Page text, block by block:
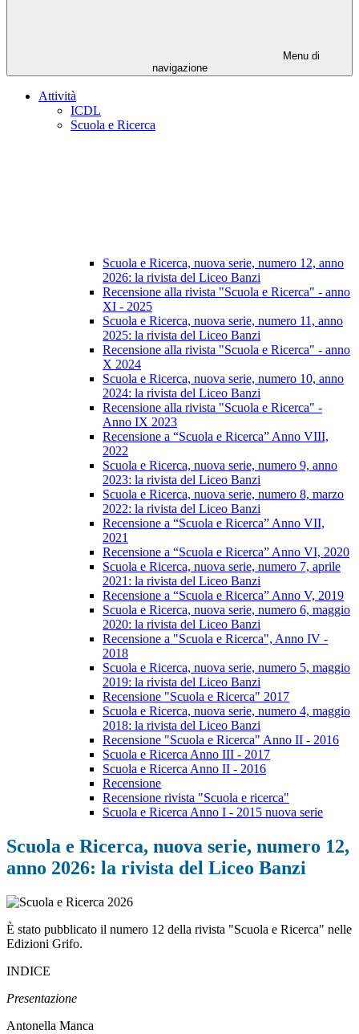
Menu di
navigazione
Attività
ICDL
Scuola e Ricerca
Scuola e Ricerca, nuova serie, numero 12, anno
2026: la rivista del Liceo Banzi
Recensione alla rivista "Scuola e Ricerca" - anno
XI - 2025
Scuola e Ricerca, nuova serie, numero 11, anno
2025: la rivista del Liceo Banzi
Recensione alla rivista "Scuola e Ricerca" - anno
X 2024
Scuola e Ricerca, nuova serie, numero 10, anno
2024: la rivista del Liceo Banzi
Recensione alla rivista "Scuola e Ricerca" -
Anno IX 2023
Recensione a “Scuola e Ricerca” Anno VIII,
2022
Scuola e Ricerca, nuova serie, numero 9, anno
2023: la rivista del Liceo Banzi
Scuola e Ricerca, nuova serie, numero 8, marzo
2022: la rivista del Liceo Banzi
Recensione a “Scuola e Ricerca” Anno VII,
2021
Recensione a “Scuola e Ricerca” Anno VI, 2020
Scuola e Ricerca, nuova serie, numero 7, aprile
2021: la rivista del Liceo Banzi
Recensione a “Scuola e Ricerca” Anno V, 2019
Scuola e Ricerca, nuova serie, numero 6, maggio
2020: la rivista del Liceo Banzi
Recensione a "Scuola e Ricerca", Anno IV -
2018
Scuola e Ricerca, nuova serie, numero 5, maggio
2019: la rivista del Liceo Banzi
Recensione "Scuola e Ricerca" 2017
Scuola e Ricerca, nuova serie, numero 4, maggio
2018: la rivista del Liceo Banzi
Recensione "Scuola e Ricerca" Anno II - 2016
Scuola e Ricerca Anno III - 2017
Scuola e Ricerca Anno II - 2016
Recensione
Recensione rivista "Scuola e ricerca"
Scuola e Ricerca Anno I - 2015 nuova serie
Scuola e Ricerca, nuova serie, numero 12,
anno 2026: la rivista del Liceo Banzi
È stato pubblicato il numero 12 della rivista "Scuola e Ricerca" nelle
Edizioni Grifo.
INDICE
Presentazione
Antonella Manca